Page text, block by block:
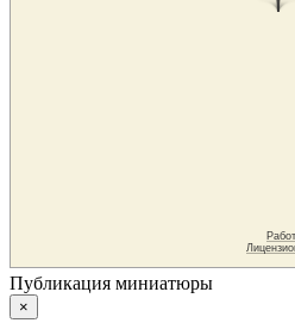
Публикация миниатюры
×